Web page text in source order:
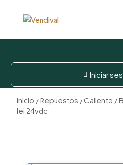
 Iniciar
Inicio /Repuestos /Caliente /
lei 24vdc